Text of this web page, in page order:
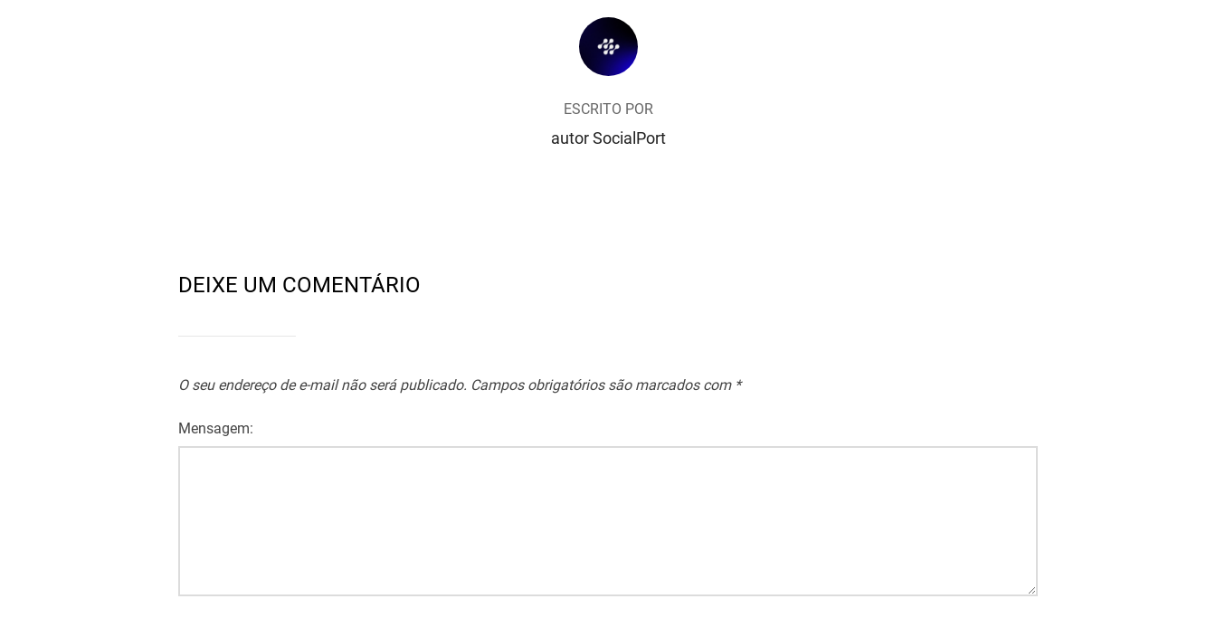
AUTOR DO POST
ESCRITO POR
autor SocialPort
DEIXE UM COMENTÁRIO
O seu endereço de e-mail não será publicado. Campos obrigatórios são marcados com *
Mensagem: